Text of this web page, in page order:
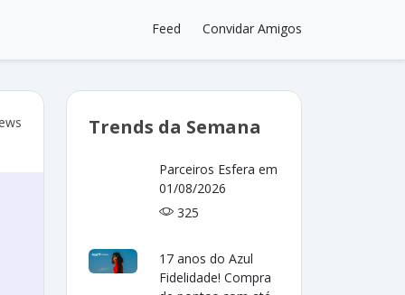
Feed Convidar Amigos
Trends da Semana
Parceiros Esfera em
01/08/2026
325
17 anos do Azul
Fidelidade! Compra